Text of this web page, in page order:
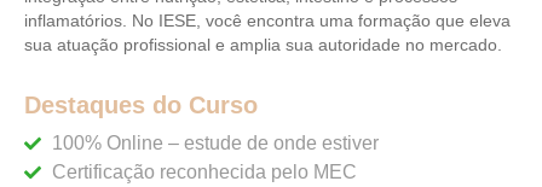
inflamatórios. No IESE, você encontra uma formação que eleva
sua atuação profissional e amplia sua autoridade no mercado.
Destaques do Curso
100% Online – estude de onde estiver
Certificação reconhecida pelo MEC